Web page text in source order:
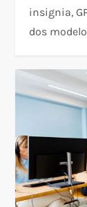
insignia,
dos